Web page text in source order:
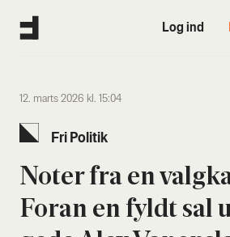
Log ind
12. marts 2026 kl. 15:04
Fri Poli­tik
Noter fra en
For­an en fyldt sal